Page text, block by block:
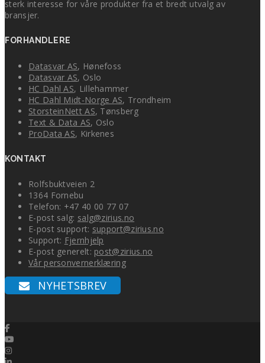
sterk interesse for våre produkter fra et bredt utvalg av
bransjer.
FORHANDLERE
Datasvar AS, Hønefoss
Datasvar AS, Oslo
HC Dahl AS, Lillehammer
HC Dahl Midt-Norge AS, Trondheim
StorsteinNett AS, Tønsberg
Text & Data AS, Oslo
ProData AS, Kirkenes
KONTAKT
Rolfsbuktveien 2
1364 Fornebu
Telefon: +47 40 00 77 07
E-post salg: salg@zirius.no
E-post support: support@zirius.no
Support: Fjernhjelp
E-post generelt: post@zirius.no
Vår personvernerklæring
NYHETSBREV